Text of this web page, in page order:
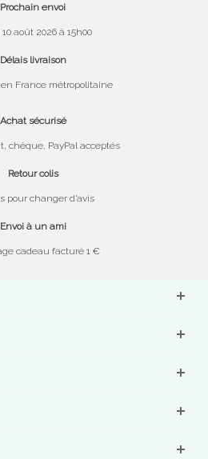
Prochain envoi
août 2026 à 15h00
Délais livraison
en France métropolitaine
Achat sécurisé
chèque, PayPal acceptés
Retour colis
pour changer d’avis
Envoi à un ami
cadeau facturé 1 €